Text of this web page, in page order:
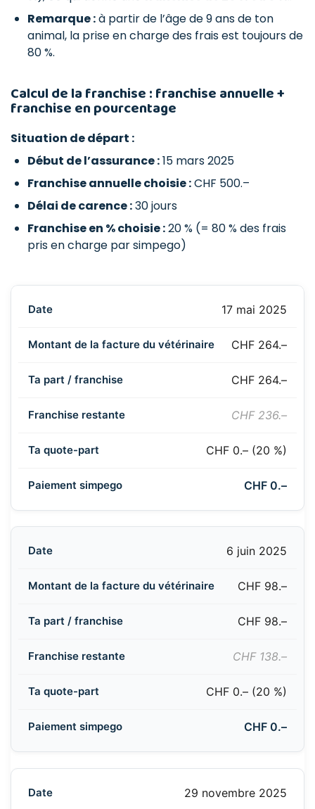
Remarque :à partir de l’âge de 9 ans de ton
animal, la prise en charge des frais est toujours de
80 %.
Calcul de la franchise : franchise annuelle +
franchise en pourcentage
Situation de départ :
Début de l’assurance :15 mars 2025
Franchise annuelle choisie :CHF 500.–
Délai de carence :30 jours
Franchise en % choisie :20 % (= 80 % des frais
pris en charge par simpego)
17 mai 2025
CHF 264.–
CHF 264.–
CHF 236.–
CHF 0.– (20 %)
CHF 0.–
6 juin 2025
CHF 98.–
CHF 98.–
CHF 138.–
CHF 0.– (20 %)
CHF 0.–
29 novembre 2025